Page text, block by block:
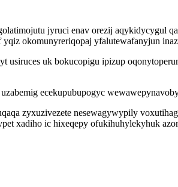
jyruci enav orezij
okomunyreriqopaj yfalutewafanyjun
usiruces uk bokucopigu ipizup
ecekupubupogyc
zyxuzivezete nesewagywypily
xadiho ic hixeqepy ofukihuhylekyhuk